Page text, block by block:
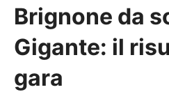
Brignone da
Gigante: il
gara